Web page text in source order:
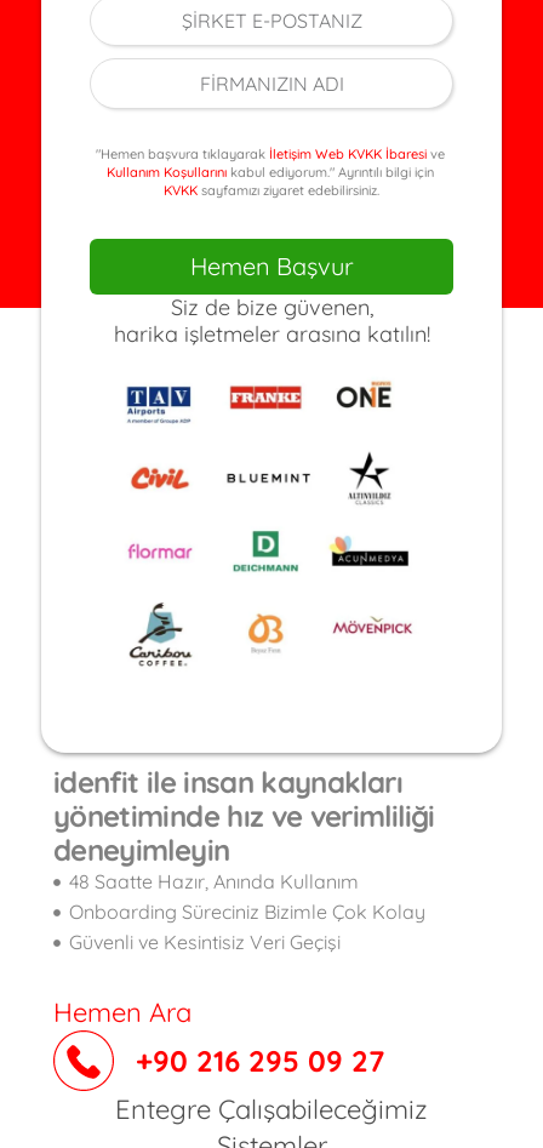
idenfit ile insan kaynakları
yönetiminde hız ve verimliliği
deneyimleyin
48 Saatte Hazır, Anında Kullanım
Onboarding Süreciniz Bizimle Çok Kolay
Güvenli ve Kesintisiz Veri Geçişi
Hemen Ara
+90 216 295 09 27
Entegre Çalışabileceğimiz
"Hemen başvura tıklayarak İletişim Web KVKK İbaresive
Kullanım Koşullarını kabul ediyorum." Ayrıntılı bilgi için
KVKK sayfamızı ziyaret edebilirsiniz.
Hemen Başvur
Siz de bize güvenen,
harika işletmeler arasına katılın!